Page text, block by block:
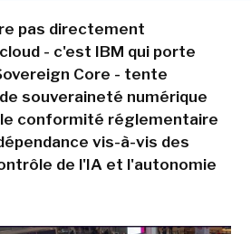
pas directement
- c'est IBM qui porte
Core - tente
souveraineté numérique
conformité réglementaire
vis-à-vis des
de l'IA et l'autonomie